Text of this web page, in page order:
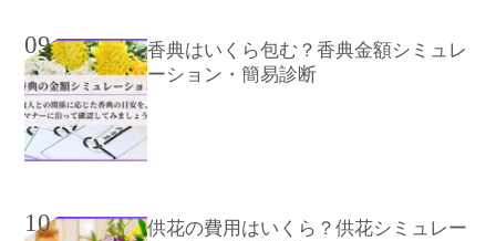
09
香典はいくら包む？香典金額シミュレ
ーション・簡易診断
10
供花の費用はいくら？供花シミュレー